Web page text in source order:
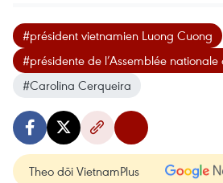
#président vietnamien Luong Cuong
#présidente de l’Assemblée nationale
#Carolina Cerqueira
Theo dõi VietnamPlus